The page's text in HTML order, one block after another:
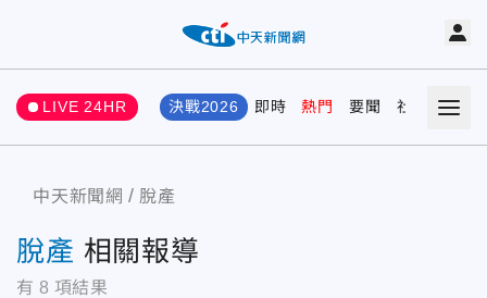
LIVE 24HR 決戰2026 即時 熱門 要聞 社會 娛樂
中天新聞網 脫產
脫產 相關報導
有 8 項結果